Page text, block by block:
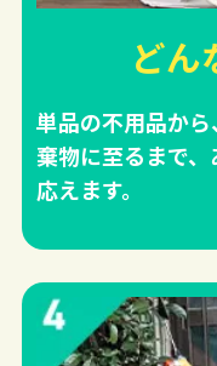
どん
単品の不用品か
棄物に至るまで
応えます。